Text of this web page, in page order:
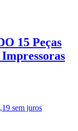
15 Peças
sem juros